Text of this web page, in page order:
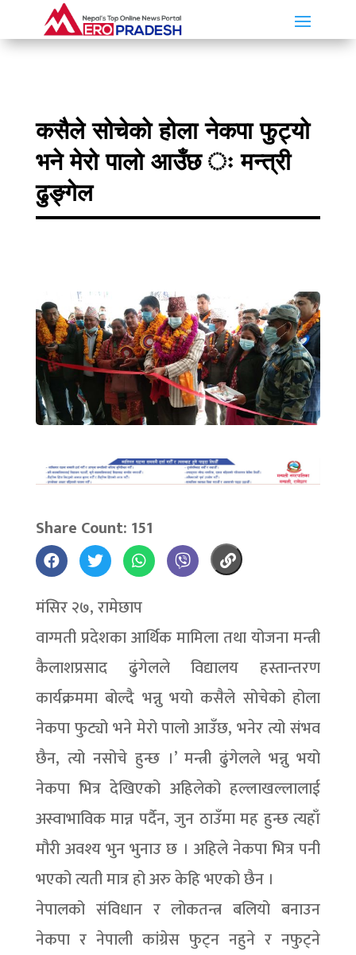
कसैले सोचेको होला नेकपा फुट्यो
भने मेरो पालो आउँछ ः मन्त्री
ढुङ्गेल
Share Count: 151
मंसिर २७, रामेछाप
वाग्मती प्रदेशका आर्थिक मामिला तथा योजना मन्त्री
कैलाशप्रसाद ढुंगेलले विद्यालय हस्तान्तरण
कार्यक्रममा बोल्दै भन्नु भयो कसैले सोचेको होला
नेकपा फुट्यो भने मेरो पालो आउँछ, भनेर त्यो संभव
छैन, त्यो नसोचे हुन्छ ।’ मन्त्री ढुंगेलले भन्नु भयो
नेकपा भित्र देखिएको अहिलेको हल्लाखल्लालाई
अस्वाभाविक मान्न पर्दैन, जुन ठाउँमा मह हुन्छ त्यहाँ
मौरी अवश्य भुन भुनाउ छ । अहिले नेकपा भित्र पनी
भएको त्यती मात्र हो अरु केहि भएको छैन ।
नेपालको संविधान र लोकतन्त्र बलियो बनाउन
नेकपा र नेपाली कांग्रेस फुट्न नहुने र नफुट्ने